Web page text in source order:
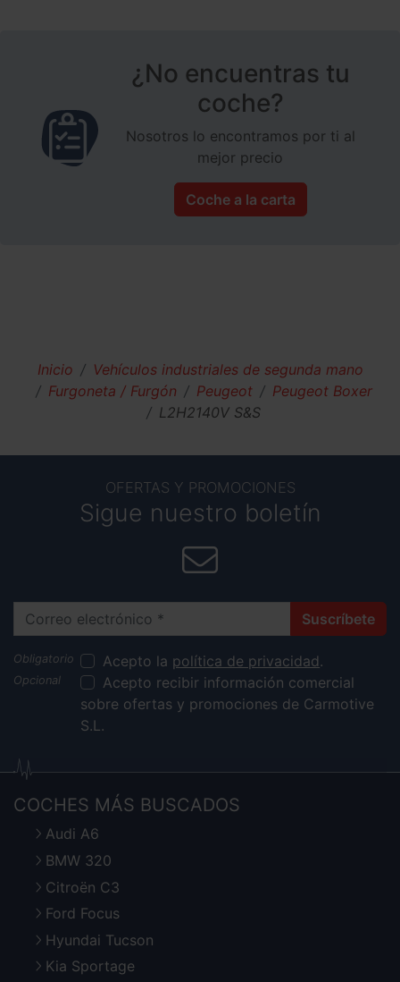
¿No encuentras tu
coche?
Nosotros lo encontramos por ti al
mejor precio
Coche a la carta
Inicio
Vehículos industriales de segunda mano
Furgoneta / Furgón
Peugeot
Peugeot Boxer
L2H2140V S&S
OFERTAS Y PROMOCIONES
Sigue nuestro boletín
Correo electrónico Suscríbete
Acepto la política de privacidad.
Acepto recibir información comercial
sobre ofertas y promociones de Carmotive
S.L.
COCHES MÁS BUSCADOS
Audi A6
BMW 320
Citroën C3
Ford Focus
Hyundai Tucson
Kia Sportage